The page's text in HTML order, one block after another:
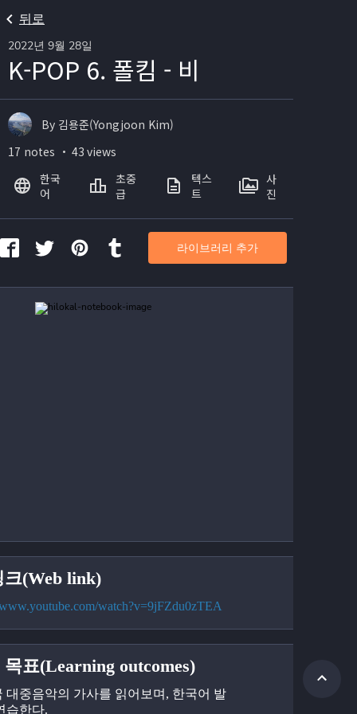
뒤로
2022년 9월 28일
K-POP 6. 폴킴 - 비
크(Web link)
watch?v=9jFZdu0zTEA
표(Learning outcomes)
대중음악의 가사를 읽어보며, 한국어 발
습한다.
By 김용준(Yongjoon Kim)
17 notes ・ 43 views
한국
어
초중
급
텍스
트
사
진
라이브러리 추가